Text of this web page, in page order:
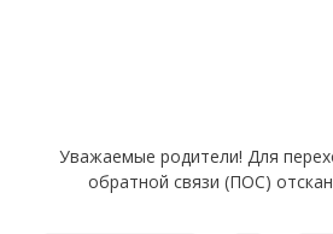
Уважаемые родители! Для
обратной связи (ПОС)